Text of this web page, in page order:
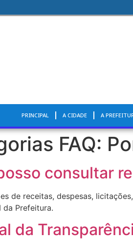
PRINCIPAL A CIDADE A
FAQ:
consultar
de receitas, despesas,
Prefeitura.
da